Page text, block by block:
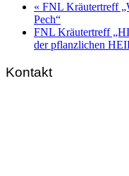
« FNL Kräutertreff
Pech“
FNL Kräutertreff
der pflanzlichen
Kontakt